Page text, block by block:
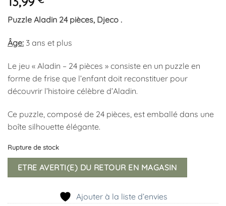
Puzzle Aladin 24 pièces, Djeco .
Âge: 3 ans et plus
Le jeu « Aladin – 24 pièces » consiste en un puzzle en
forme de frise que l’enfant doit reconstituer pour
découvrir l’histoire célèbre d’Aladin.
Ce puzzle, composé de 24 pièces, est emballé dans une
boîte silhouette élégante.
Rupture de stock
ETRE AVERTI(E) DU RETOUR EN MAGASIN
Ajouter à la liste d’envies